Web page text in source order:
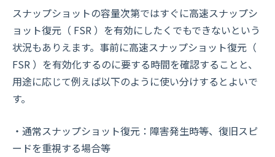
スナップショットの容量次第ではすぐに高速スナップシ
ョット復元（ FSR ）を有効にしたくでもできないという
状況もありえます。事前に高速スナップショット復元（
FSR ）を有効化するのに要する時間を確認することと、
用途に応じて例えば以下のように使い分けするとよいで
す。
・通常スナップショット復元：障害発生時等、復旧スピ
ードを重視する場合等